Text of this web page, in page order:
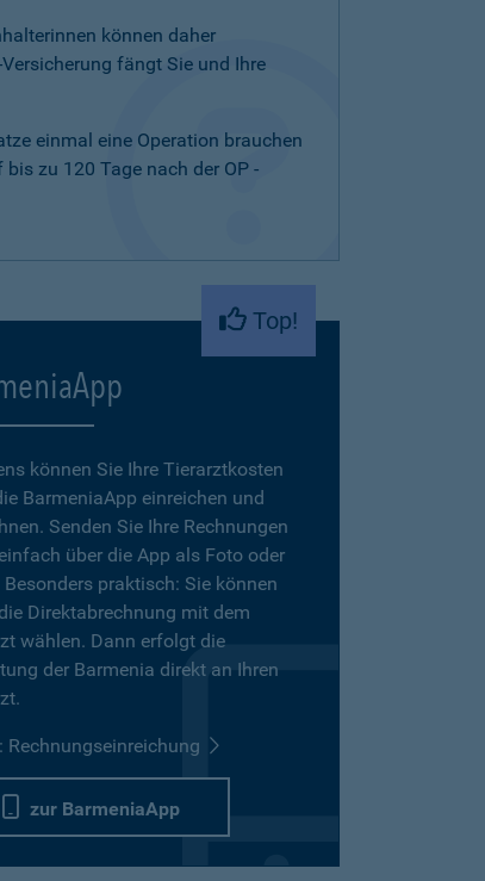
können daher
fängt Sie und Ihre
einmal eine Operation brauchen
zu 120 Tage nach der OP -
Top!
können Sie Ihre Tierarztkosten
BarmeniaApp einreichen und
Senden Sie Ihre Rechnungen
über die App als Foto oder
Besonders praktisch: Sie können
Direktabrechnung mit dem
wählen. Dann erfolgt die
der Barmenia direkt an Ihren
Rechnungseinreichung
zur BarmeniaApp